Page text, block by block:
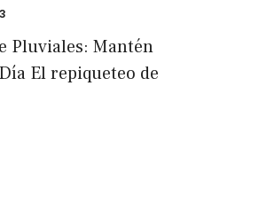
Pluviales: Mantén
El repiqueteo de